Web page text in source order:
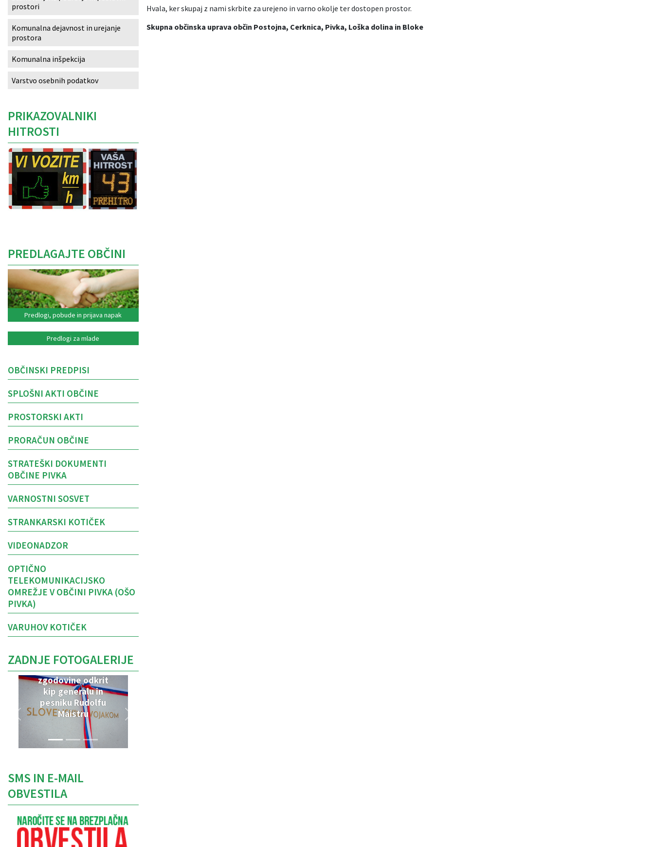
Hvala, ker skupaj z nami skrbite za urejeno in varno okolje ter dostopen prostor.
Skupna občinska uprava občin Postojna, Cerknica, Pivka, Loška dolina in Bloke
prostori
Komunalna dejavnost in urejanje
prostora
Komunalna inšpekcija
Varstvo osebnih podatkov
PRIKAZOVALNIKI
HITROSTI
PREDLAGAJTE OBČINI
Predlogi, pobude in prijava napak
Predlogi za mlade
OBČINSKI PREDPISI
SPLOŠNI AKTI OBČINE
PROSTORSKI AKTI
PRORAČUN OBČINE
STRATEŠKI DOKUMENTI
OBČINE PIVKA
VARNOSTNI SOSVET
STRANKARSKI KOTIČEK
VIDEONADZOR
OPTIČNO
TELEKOMUNIKACIJSKO
OMREŽJE V OBČINI PIVKA (OŠO
PIVKA)
VARUHOV KOTIČEK
ZADNJE FOTOGALERIJE
V Parku vojaške
zgodovine odkrit
kip generalu in
pesniku Rudolfu
Maistru
SMS IN E-MAIL
OBVESTILA
Izobraževanje
Kultura, šport in turizem
Sociala in zdravstvo
Skupna občinska uprava